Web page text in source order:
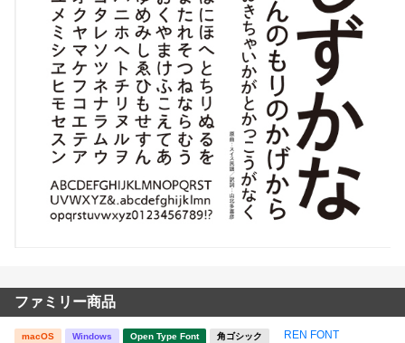
ファミリー商品
macOS Windows Open Type Font 角ゴシック REN FONT